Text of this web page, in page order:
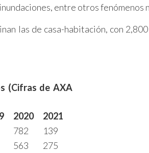
entre otros fenómenos
las de casa-habitación, con
(Cifras de AXA
2020
2021
782
139
563
275